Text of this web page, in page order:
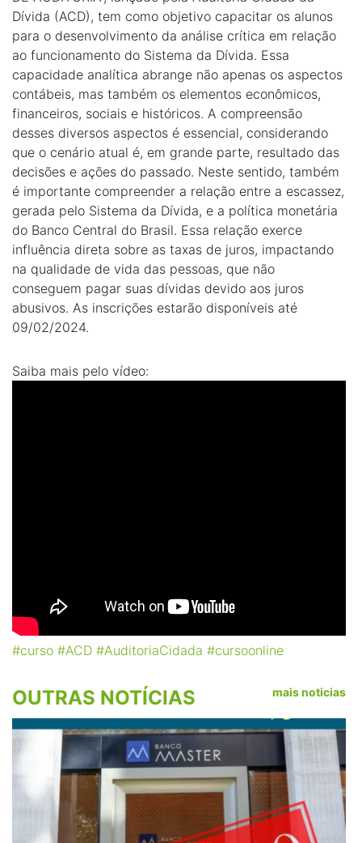
Dívida (ACD), tem como objetivo capacitar os alunos
para o desenvolvimento da análise crítica em relação
ao funcionamento do Sistema da Dívida. Essa
capacidade analítica abrange não apenas os aspectos
contábeis, mas também os elementos econômicos,
financeiros, sociais e históricos. A compreensão
desses diversos aspectos é essencial, considerando
que o cenário atual é, em grande parte, resultado das
decisões e ações do passado. Neste sentido, também
é importante compreender a relação entre a escassez,
gerada pelo Sistema da Dívida, e a política monetária
do Banco Central do Brasil. Essa relação exerce
influência direta sobre as taxas de juros, impactando
na qualidade de vida das pessoas, que não
conseguem pagar suas dívidas devido aos juros
abusivos. As inscrições estarão disponíveis até
09/02/2024.
Saiba mais pelo vídeo:
#curso #ACD #AuditoriaCidada #cursoonline
OUTRAS NOTÍCIAS mais noticias